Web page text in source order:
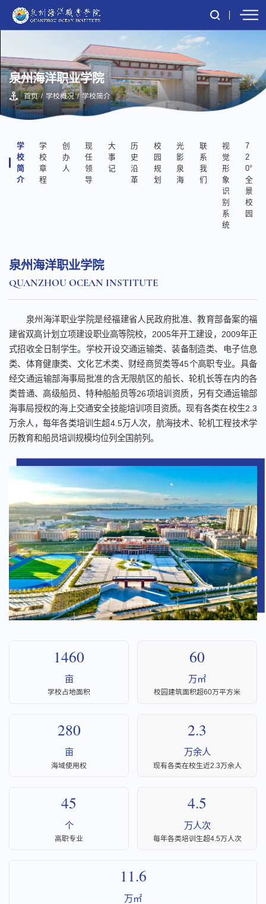
泉州海洋职业学院
首页 / 学校概况 / 学校简介
学
校
简
介
学
校
章
程
创
办
人
现
任
领
导
大
事
记
历
史
沿
革
校
园
规
划
光
影
泉
海
联
系
我
们
视
觉
形
象
识
别
系
统
7
2
0°
全
景
校
园
泉州海洋职业学院
QUANZHOU OCEAN INSTITUTE
泉州海洋职业学院是经福建省人民政府批准、教育部备案的福
建省双高计划立项建设职业高等院校，2005年开工建设，2009年正
式招收全日制学生。学校开设交通运输类、装备制造类、电子信息
类、体育健康类、文化艺术类、财经商贸类等45个高职专业。具备
经交通运输部海事局批准的含无限航区的船长、轮机长等在内的各
类普通、高级船员、特种船船员等26项培训资质，另有交通运输部
海事局授权的海上交通安全技能培训项目资质。现有各类在校生2.3
万余人，每年各类培训生超4.5万人次，航海技术、轮机工程技术学
历教育和船员培训规模均位列全国前列。
1460
亩
学校占地面积
60
万㎡
校园建筑面积超60万平方米
280
亩
海域使用权
2.3
万余人
现有各类在校生近2.3万余人
45
个
高职专业
4.5
万人次
每年各类培训生超4.5万人次
11.6
万㎡